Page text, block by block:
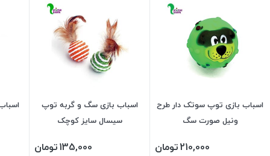
اسباب بازی توپ سوتک دار طرح
ونیل صورت سگ
210,000تومان
اسباب بازی سگ و گربه توپ
سیسال سایز کوچک
135,000تومان